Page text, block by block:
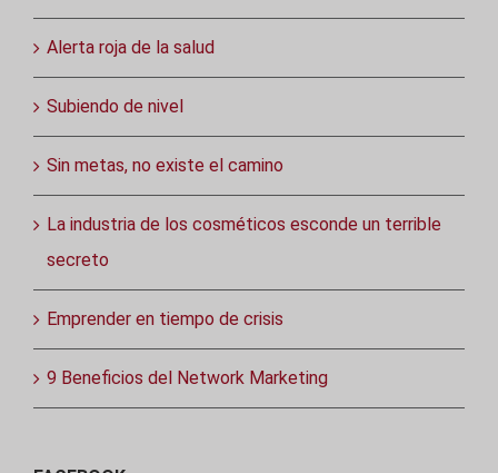
Alerta roja de la salud
Subiendo de nivel
Sin metas, no existe el camino
La industria de los cosméticos esconde un terrible
secreto
Emprender en tiempo de crisis
9 Beneficios del Network Marketing